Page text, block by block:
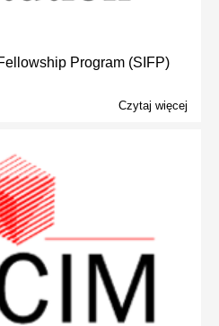
Program (SIFP)
Czytaj więcej